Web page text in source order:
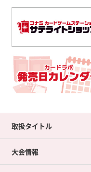
取扱タイトル
大会情報